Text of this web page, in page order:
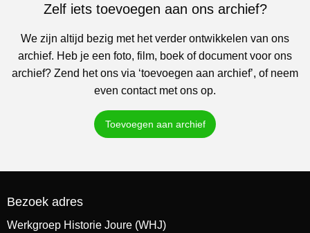
Zelf iets toevoegen aan ons archief?
We zijn altijd bezig met het verder ontwikkelen van ons
archief. Heb je een foto, film, boek of document voor ons
archief? Zend het ons via ‘toevoegen aan archief’, of neem
even contact met ons op.
Toevoegen aan archief
Bezoek adres
Werkgroep Historie Joure (WHJ)